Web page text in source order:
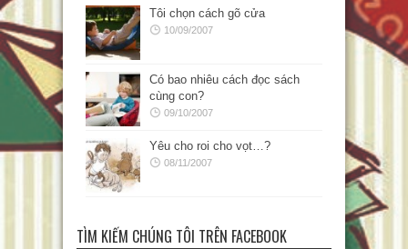
Tôi chọn cách gõ cửa
10/09/2007
Có bao nhiêu cách đọc sách
cùng con?
09/10/2007
Yêu cho roi cho vọt…?
08/11/2007
TÌM KIẾM CHÚNG TÔI TRÊN FACEBOOK